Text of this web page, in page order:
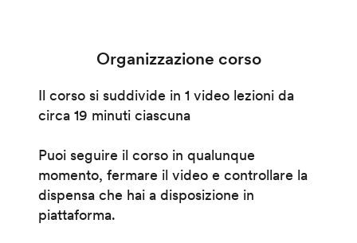
Organizzazione corso
Il corso si suddivide in 1 video lezioni da
circa 19 minuti ciascuna
Puoi seguire il corso in qualunque
momento, fermare il video e controllare la
dispensa che hai a disposizione in
piattaforma.